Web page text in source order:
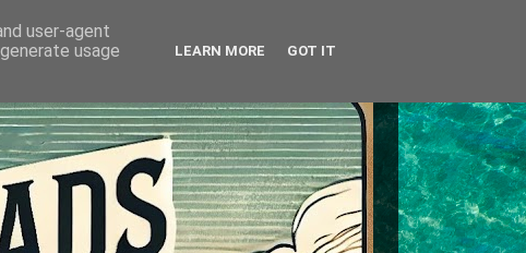
user-agent
usage
LEARN MORE GOT IT